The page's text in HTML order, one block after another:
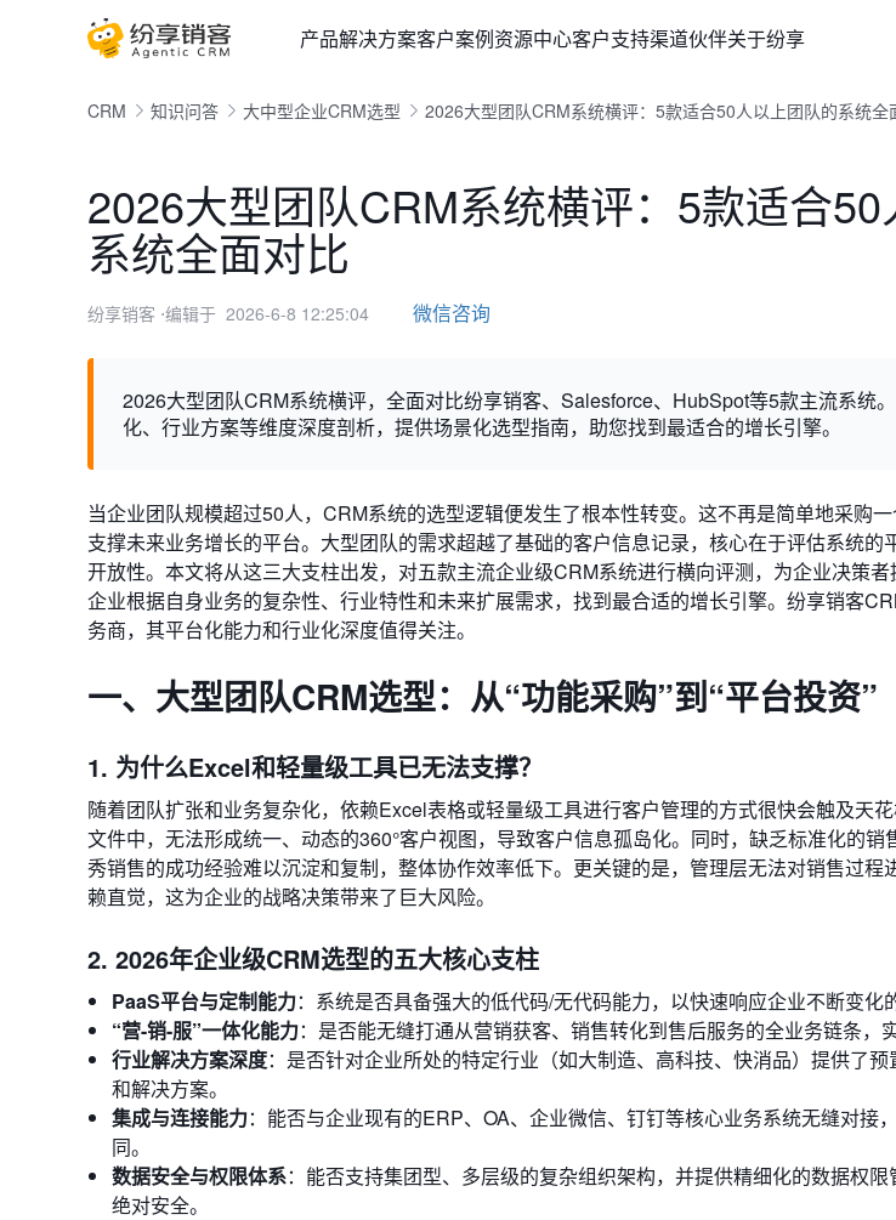
产品解决方案客户案例资源中心客户支持渠道伙伴关于纷享
CRM 知识问答 大中型企业CRM选型 2026大型团队CRM系统横评：5款适合50人以上团队的系统全
2026大型团队CRM系统横评：5款适合
系统全面对比
纷享销客 ⋅编辑于 2026-6-8 12:25:04 微信咨询
2026大型团队CRM系统横评，全面对比纷享销客、Salesforce、HubSpot等5款主流系统
化、行业方案等维度深度剖析，提供场景化选型指南，助您找到最适合的增长引擎。
当企业团队规模超过50人，CRM系统的选型逻辑便发生了根本性转变。这不再是简单地采购
支撑未来业务增长的平台。大型团队的需求超越了基础的客户信息记录，核心在于评估系统的
开放性。本文将从这三大支柱出发，对五款主流企业级CRM系统进行横向评测，为企业决策
企业根据自身业务的复杂性、行业特性和未来扩展需求，找到最合适的增长引擎。纷享销客
务商，其平台化能力和行业化深度值得关注。
一、大型团队CRM选型：从“功能采购”到“平台投资”
1. 为什么Excel和轻量级工具已无法支撑？
随着团队扩张和业务复杂化，依赖Excel表格或轻量级工具进行客户管理的方式很快会触及天
文件中，无法形成统一、动态的360°客户视图，导致客户信息孤岛化。同时，缺乏标准化的
秀销售的成功经验难以沉淀和复制，整体协作效率低下。更关键的是，管理层无法对销售过程
赖直觉，这为企业的战略决策带来了巨大风险。
2. 2026年企业级CRM选型的五大核心支柱
PaaS平台与定制能力：系统是否具备强大的低代码/无代码能力，以快速响应企业不断变化
“营-销-服”一体化能力：是否能无缝打通从营销获客、销售转化到售后服务的全业务链条，
行业解决方案深度：是否针对企业所处的特定行业（如大制造、高科技、快消品）提供了
和解决方案。
集成与连接能力：能否与企业现有的ERP、OA、企业微信、钉钉等核心业务系统无缝对接
同。
数据安全与权限体系：能否支持集团型、多层级的复杂组织架构，并提供精细化的数据权
绝对安全。